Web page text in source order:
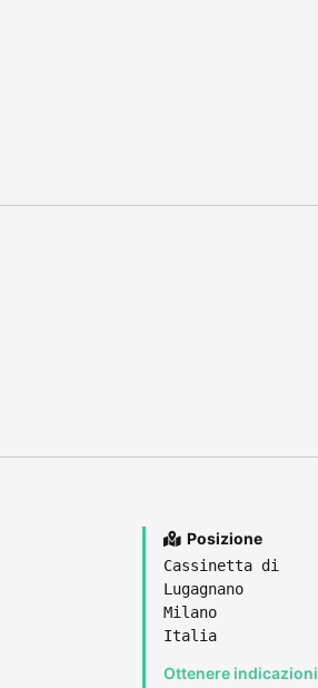
Posizione
Cassinetta di
Lugagnano
Milano
Italia
Ottenere indicazioni